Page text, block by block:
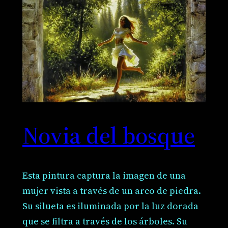
Novia del bosque
Esta pintura captura la imagen de una
mujer vista a través de un arco de piedra.
Su silueta es iluminada por la luz dorada
que se filtra a través de los árboles. Su